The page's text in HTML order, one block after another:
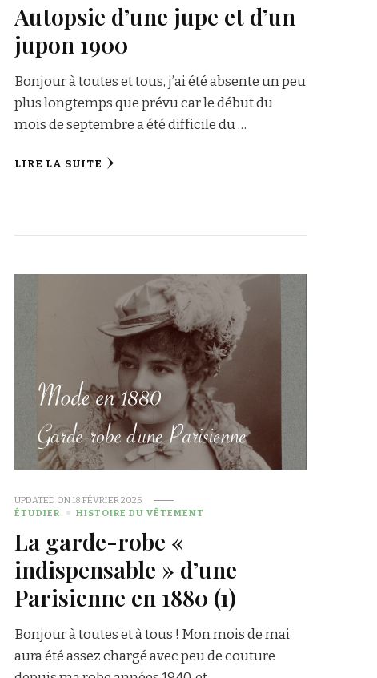
Autopsie d’une jupe et d’un
jupon 1900
Bonjour à toutes et tous, j’ai été absente un peu
plus longtemps que prévu car le début du
mois de septembre a été difficile du …
LIRE LA SUITE
UPDATED ON18 FÉVRIER 2025
ÉTUDIER
HISTOIRE DU VÊTEMENT
La garde-robe «
indispensable » d’une
Parisienne en 1880 (1)
Bonjour à toutes et à tous ! Mon mois de mai
aura été assez chargé avec peu de couture